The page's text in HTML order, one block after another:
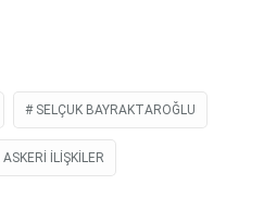
SELÇUK BAYRAKTAROĞLU
ILIŞKILER